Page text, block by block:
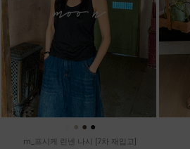
● ● ●
m_프시케 린넨 나시 [7차 재입고]